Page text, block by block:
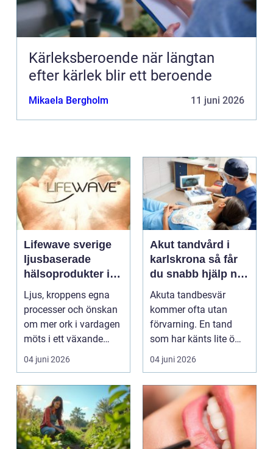
Kärleksberoende när längtan
efter kärlek blir ett beroende
Mikaela Bergholm 11 juni 2026
Lifewave sverige
ljusbaserade
hälsoprodukter i
fokus
Ljus, kroppens egna
processer och önskan
om mer ork i vardagen
möts i ett växande
intresse för fotot...
04 juni 2026
Akut tandvård i
karlskrona så får
du snabb hjälp när
tanden krisar
Akuta tandbesvär
kommer ofta utan
förvarning. En tand
som har känts lite öm
kan plötsligt göra så
on...
04 juni 2026